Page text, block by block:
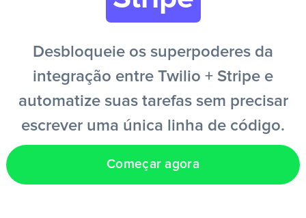
Desbloqueie os superpoderes da
integração entre Twilio + Stripe e
automatize suas tarefas sem precisar
escrever uma única linha de código.
Começar agora